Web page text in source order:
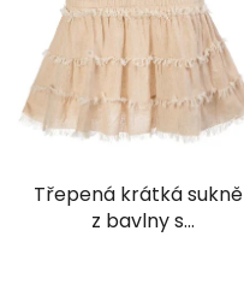
Třepená krátká sukně
z bavlny s